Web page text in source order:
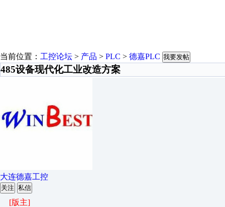
当前位置： 工控论坛 > 产品 > PLC > 德嘉PLC 我要发帖
485设备现代化工业改造方案
大连德嘉工控
关注 私信
[版主]